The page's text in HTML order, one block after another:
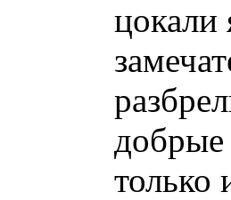
цокали
добрые
только